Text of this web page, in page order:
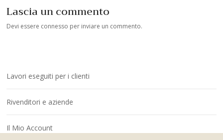
Lascia un commento
Devi essere connesso per inviare un commento.
Lavori eseguiti per i clienti
Rivenditori e aziende
Il Mio Account